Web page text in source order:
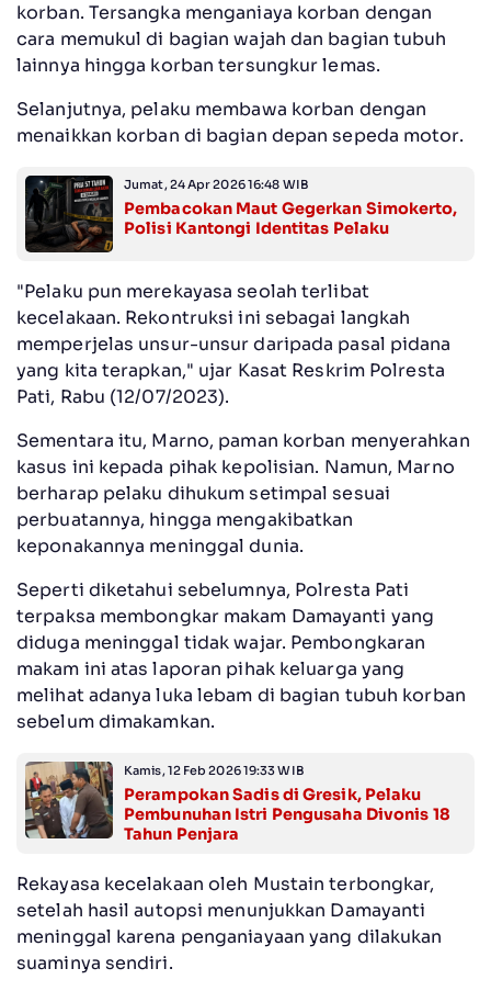
korban. Tersangka menganiaya korban dengan
cara memukul di bagian wajah dan bagian tubuh
lainnya hingga korban tersungkur lemas.
Selanjutnya, pelaku membawa korban dengan
menaikkan korban di bagian depan sepeda motor.
Jumat, 24 Apr 2026 16:48 WIB
Pembacokan Maut Gegerkan Simokerto,
Polisi Kantongi Identitas Pelaku
"Pelaku pun merekayasa seolah terlibat
kecelakaan. Rekontruksi ini sebagai langkah
memperjelas unsur-unsur daripada pasal pidana
yang kita terapkan," ujar Kasat Reskrim Polresta
Pati, Rabu (12/07/2023).
Sementara itu, Marno, paman korban menyerahkan
kasus ini kepada pihak kepolisian. Namun, Marno
berharap pelaku dihukum setimpal sesuai
perbuatannya, hingga mengakibatkan
keponakannya meninggal dunia.
Seperti diketahui sebelumnya, Polresta Pati
terpaksa membongkar makam Damayanti yang
diduga meninggal tidak wajar. Pembongkaran
makam ini atas laporan pihak keluarga yang
melihat adanya luka lebam di bagian tubuh korban
sebelum dimakamkan.
Kamis, 12 Feb 2026 19:33 WIB
Perampokan Sadis di Gresik, Pelaku
Pembunuhan Istri Pengusaha Divonis 18
Tahun Penjara
Rekayasa kecelakaan oleh Mustain terbongkar,
setelah hasil autopsi menunjukkan Damayanti
meninggal karena penganiayaan yang dilakukan
suaminya sendiri.